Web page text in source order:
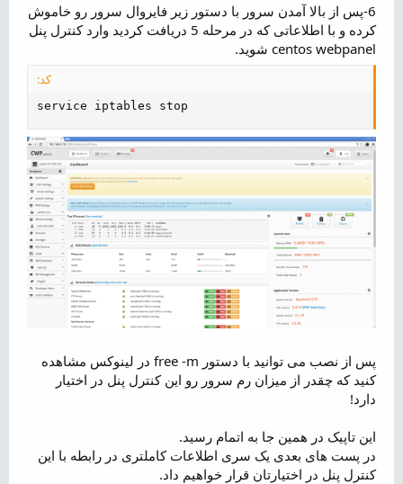
6-پس از بالا آمدن سرور با دستور زیر فایروال سرور رو خاموش
کرده و با اطلاعاتی که در مرحله 5 دریافت کردید وارد کنترل پنل
centos webpanel شوید.
کد:
service iptables stop
پس از نصب می توانید با دستور free -m در لینوکس مشاهده
کنید که چقدر از میزان رم سرور رو این کنترل پنل در اختیار
دارد!
این تاپیک در همین جا به اتمام رسید.
در پست های بعدی یک سری اطلاعات کاملتری در رابطه با این
کنترل پنل در اختیارتان قرار خواهیم داد.